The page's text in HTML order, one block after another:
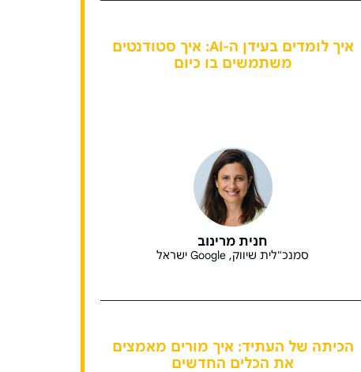
איך לומדים בעידן ה-AI: איך סטודנטים
משתמשים בו כיום
חנית מרינוב
סמנכ"לית שיווק, Google ישראל
הכיתה של העתיד: איך מורים מאמצים
את הכלים החדשים